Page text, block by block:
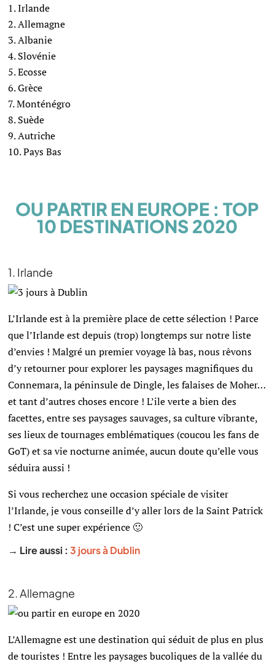
Irlande
Allemagne
Albanie
Slovénie
Ecosse
Grèce
Monténégro
Suède
Autriche
Pays Bas
OU PARTIR EN EUROPE : TOP
10 DESTINATIONS 2020
1. Irlande
L’Irlande est à la première place de cette sélection ! Parce
que l’Irlande est depuis (trop) longtemps sur notre liste
d’envies ! Malgré un premier voyage là bas, nous rêvons
d’y retourner pour explorer les paysages magnifiques du
Connemara, la péninsule de Dingle, les falaises de Moher…
et tant d’autres choses encore ! L’ile verte a bien des
facettes, entre ses paysages sauvages, sa culture vibrante,
ses lieux de tournages emblématiques (coucou les fans de
GoT) et sa vie nocturne animée, aucun doute qu’elle vous
séduira aussi !
Si vous recherchez une occasion spéciale de visiter
l’Irlande, je vous conseille d’y aller lors de la Saint Patrick
! C’est une super expérience 🙂
→ Lire aussi :3 jours à Dublin
2. Allemagne
L’Allemagne est une destination qui séduit de plus en plus
de touristes ! Entre les paysages bucoliques de la vallée du